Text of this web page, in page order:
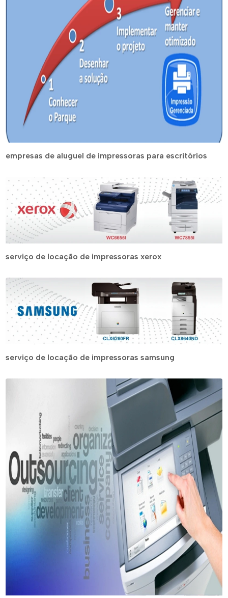
empresas de aluguel de impressoras para escritórios
serviço de locação de impressoras xerox
serviço de locação de impressoras samsung